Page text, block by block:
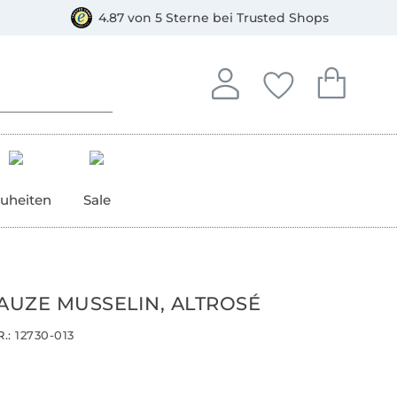
4.87 von 5 Sterne bei Trusted Shops
Anmelden
In deinem Konto
Deine
Du hast keine
Dein
Du hast
Sale
MUSSELIN, ALTROSÉ
12730-013